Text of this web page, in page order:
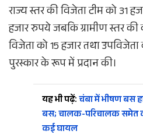
राज्य स्तर की विजेता टीम को 31
हजार रुपये जबकि ग्रामीण स्तर की
विजेता को 15 हजार तथा
पुरस्कार के रूप में प्रदान की।
यह भी पढ़ें:चंबा में भीषण बस
बस; चालक-परिचालक समेत
कई घायल